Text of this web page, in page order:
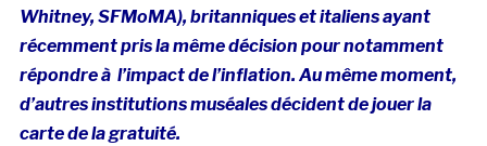
Whitney, SFMoMA), britanniques et italiens ayant
récemment pris la même décision pour notamment
répondre à l’impact de l’inflation. Au même moment,
d’autres institutions muséales décident de jouer la
carte de la gratuité.